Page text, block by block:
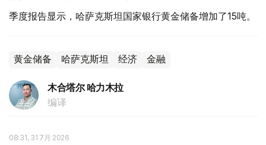
季度报告显示，哈萨克斯坦国家银行黄金储备增加了15吨。
黄金储备 哈萨克斯坦 经济 金融
木合塔尔 哈力木拉
编译
08:31, 31 7月 2026